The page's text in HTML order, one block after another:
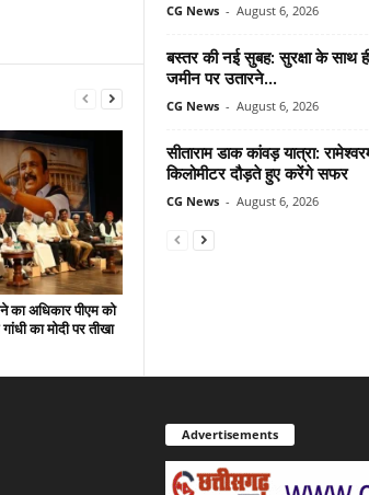
का अधिकार पीएम को
का मोदी पर तीखा
CG News - August 6, 2026
बस्तर की नई सुबह: सुरक्षा के साथ
जमीन पर उतारने...
CG News - August 6, 2026
सीताराम डाक कांवड़ यात्रा:
किलोमीटर दौड़ते हुए करेंगे सफर
CG News - August 6, 2026
Advertisements